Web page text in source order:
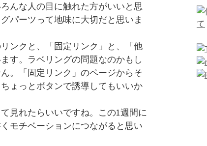
んな人の目に触れた方がいいと思
パーツって地味に大切だと思いま
ンクと、「固定リンク」と、「他
す。ラベリングの問題なのかもし
。「固定リンク」のページからそ
ょっとボタンで誘導してもいいか
見れたらいいですね。この1週間に
モチベーションにつながると思い